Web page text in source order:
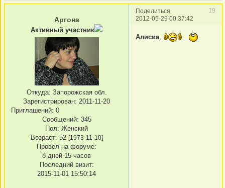
Поделиться
19
2012-05-29 00:37:42
Аргона
Активный участник
Откуда: Запорожская обл.
Зарегистрирован: 2011-11-20
Приглашений: 0
Сообщений: 345
Пол: Женский
Возраст: 52 [1973-11-10]
Провел на форуме:
8 дней 15 часов
Последний визит:
2015-11-01 15:50:14
Алисиа